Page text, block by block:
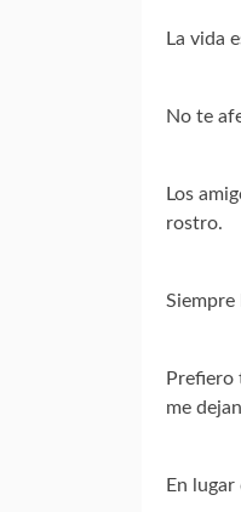
La vida
No te
Los
rostro.
Siempre
Prefiero
me
En